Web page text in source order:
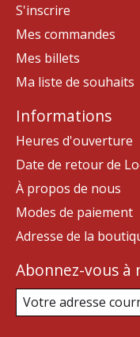
S'inscrire
Mes commandes
Mes billets
Ma liste de souhaits
Informations
Heures d'ouverture
Date de retour de
À propos de nous
Modes de paiement
Adresse de la
Abonnez-vous